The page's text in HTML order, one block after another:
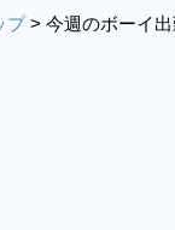
プ > 今週のボーイ